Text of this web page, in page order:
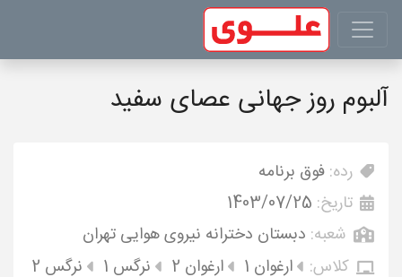
آلبوم روز جهانی عصای سفید
رده: فوق برنامه
تاریخ: 1403/07/25
شعبه: دبستان دخترانه نیروی هوایی تهران
کلاس:
ارغوان 1 ارغوان 2 نرگس 1
نرگس 2